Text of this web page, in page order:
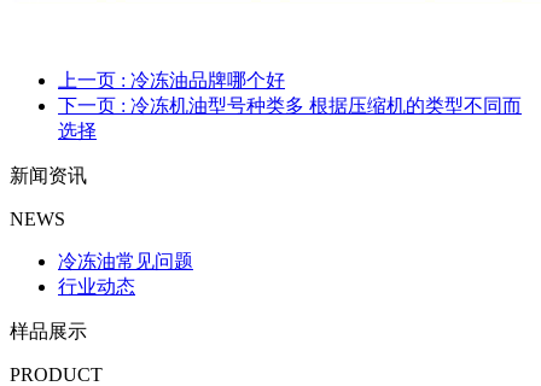
上一页 : 冷冻油品牌哪个好
下一页 : 冷冻机油型号种类多 根据压缩机的类型不同而
选择
新闻资讯
NEWS
冷冻油常见问题
行业动态
样品展示
PRODUCT